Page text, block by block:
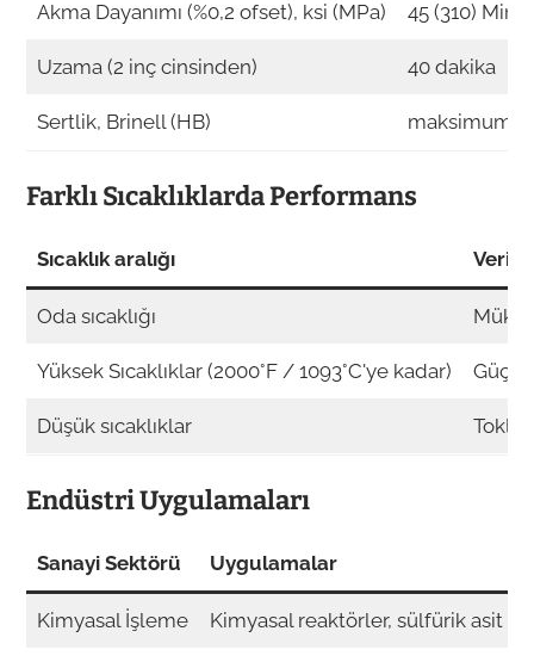
Akma Dayanımı (%0,2 ofset), ksi (MPa) 45 (310) Min
Uzama (2 inç cinsinden) 40 dakika
Sertlik, Brinell (HB) maksimum
Farklı Sıcaklıklarda Performans
Sıcaklık aralığı Verim
Oda sıcaklığı
Yüksek Sıcaklıklar (2000°F / 1093°C'ye kadar) Güç
Düşük sıcaklıklar
Endüstri Uygulamaları
Sanayi Sektörü Uygulamalar
Kimyasal İşleme Kimyasal reaktörler, sülfürik asit